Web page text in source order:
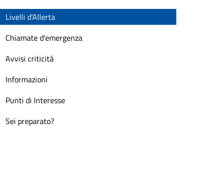
Livelli d'Allerta
Chiamate d'emergenza
Avvisi criticità
Informazioni
Punti di Interesse
Sei preparato?